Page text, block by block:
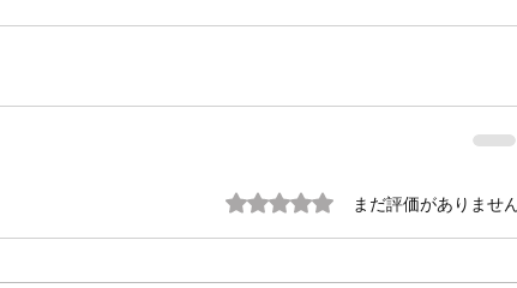
5つ星のうち0と評価されています。
まだ評価がありませ